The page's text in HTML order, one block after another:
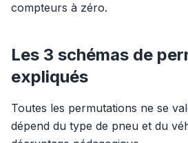
compteurs à zéro.
Les 3 schémas de
expliqués
Toutes les permutations ne se
dépend du type de pneu et du